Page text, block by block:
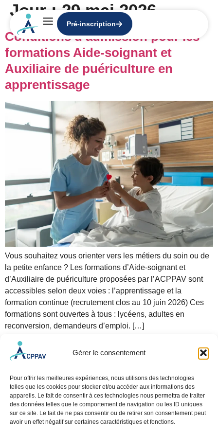
Gérer le consentement
Pour offrir les meilleures expériences, nous utilisons des technologies
telles que les cookies pour stocker et/ou accéder aux informations des
appareils. Le fait de consentir à ces technologies nous permettra de traiter
des données telles que le comportement de navigation ou les ID uniques
sur ce site. Le fait de ne pas consentir ou de retirer son consentement peut
avoir un effet négatif sur certaines caractéristiques et fonctions.
Pré-inscription
Jour :29 mai 2026
Conditions d’admission pour les
formations Aide-soignant et
Auxiliaire de puériculture en
apprentissage
Vous souhaitez vous orienter vers les métiers du soin ou de
la petite enfance ? Les formations d’Aide-soignant et
d’Auxiliaire de puériculture proposées par l’ACPPAV sont
accessibles selon deux voies : l’apprentissage et la
formation continue (recrutement clos au 10 juin 2026) Ces
formations sont ouvertes à tous : lycéens, adultes en
reconversion, demandeurs d’emploi. […]
NOS SITES PLUS D’INFOS